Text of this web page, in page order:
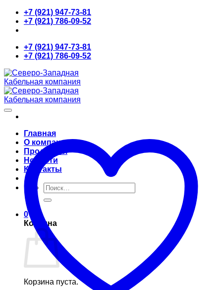
Skip
content
+7 (921) 947-73-81
+7 (921) 786-09-52
+7 (921) 947-73-81
+7 (921) 786-09-52
Главная
О компании
Продукция
Новости
Контакты
Искать:
0
Корзина
Корзина пуста.